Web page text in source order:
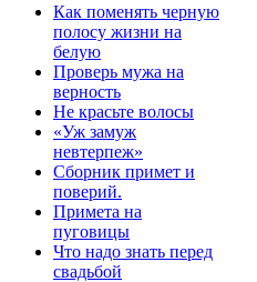
Как поменять черную
полосу жизни на
белую
Проверь мужа на
верность
Не красьте волосы
«Уж замуж
невтерпеж»
Сборник примет и
поверий.
Примета на
пуговицы
Что надо знать перед
свадьбой